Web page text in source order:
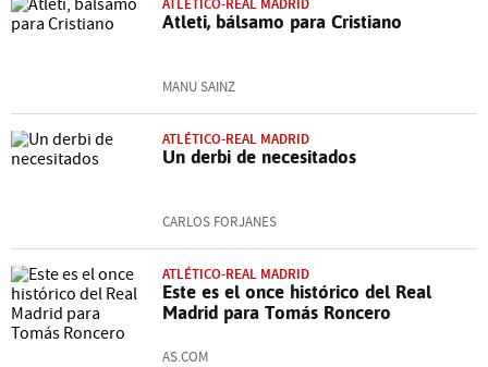
Atleti, bálsamo para Cristiano
MANU SAINZ
ATLÉTICO-REAL MADRID
Un derbi de necesitados
CARLOS FORJANES
ATLÉTICO-REAL MADRID
Este es el once histórico del Real
Madrid para Tomás Roncero
AS.COM